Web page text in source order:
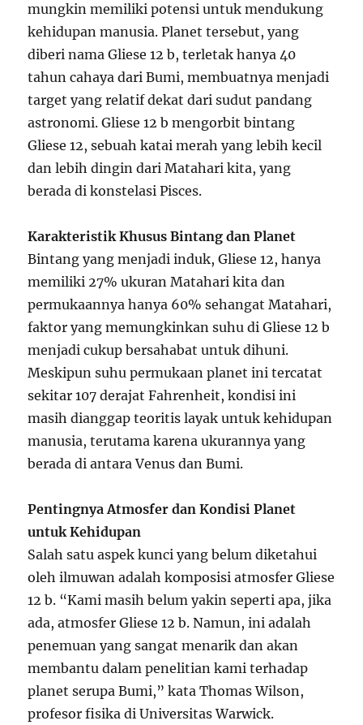
mungkin memiliki potensi untuk mendukung
kehidupan manusia. Planet tersebut, yang
diberi nama Gliese 12 b, terletak hanya 40
tahun cahaya dari Bumi, membuatnya menjadi
target yang relatif dekat dari sudut pandang
astronomi. Gliese 12 b mengorbit bintang
Gliese 12, sebuah katai merah yang lebih kecil
dan lebih dingin dari Matahari kita, yang
berada di konstelasi Pisces.
Karakteristik Khusus Bintang dan Planet
Bintang yang menjadi induk, Gliese 12, hanya
memiliki 27% ukuran Matahari kita dan
permukaannya hanya 60% sehangat Matahari,
faktor yang memungkinkan suhu di Gliese 12 b
menjadi cukup bersahabat untuk dihuni.
Meskipun suhu permukaan planet ini tercatat
sekitar 107 derajat Fahrenheit, kondisi ini
masih dianggap teoritis layak untuk kehidupan
manusia, terutama karena ukurannya yang
berada di antara Venus dan Bumi.
Pentingnya Atmosfer dan Kondisi Planet
untuk Kehidupan
Salah satu aspek kunci yang belum diketahui
oleh ilmuwan adalah komposisi atmosfer Gliese
12 b. “Kami masih belum yakin seperti apa, jika
ada, atmosfer Gliese 12 b. Namun, ini adalah
penemuan yang sangat menarik dan akan
membantu dalam penelitian kami terhadap
planet serupa Bumi,” kata Thomas Wilson,
profesor fisika di Universitas Warwick.